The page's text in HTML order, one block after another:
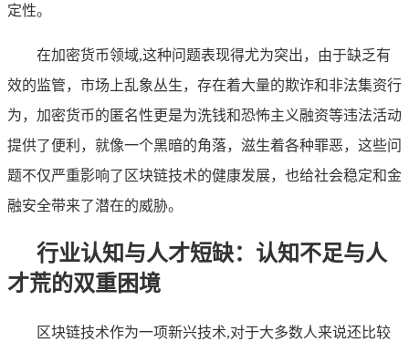
定性。
在加密货币领域,这种问题表现得尤为突出，由于缺乏有
效的监管，市场上乱象丛生，存在着大量的欺诈和非法集资行
为，加密货币的匿名性更是为洗钱和恐怖主义融资等违法活动
提供了便利，就像一个黑暗的角落，滋生着各种罪恶，这些问
题不仅严重影响了区块链技术的健康发展，也给社会稳定和金
融安全带来了潜在的威胁。
行业认知与人才短缺：认知不足与人
才荒的双重困境
区块链技术作为一项新兴技术,对于大多数人来说还比较